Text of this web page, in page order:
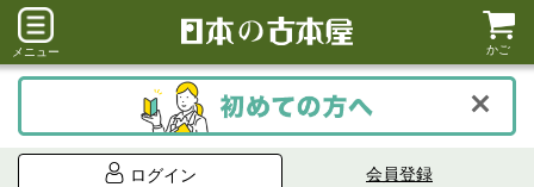
メニュー かご
ログイン 会員登録